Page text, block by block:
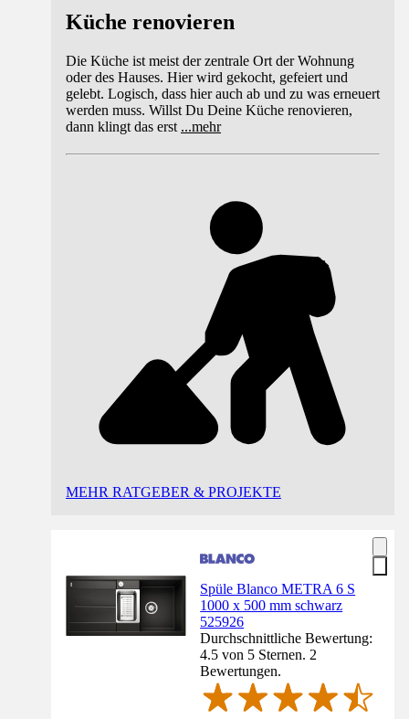
Küche renovieren
Die Küche ist meist der zentrale Ort der Wohnung
oder des Hauses. Hier wird gekocht, gefeiert und
gelebt. Logisch, dass hier auch ab und zu was erneuert
werden muss. Willst Du Deine Küche renovieren,
dann klingt das erst ...mehr
MEHR RATGEBER & PROJEKTE
Spüle Blanco METRA 6 S
1000 x 500 mm schwarz
525926
Durchschnittliche Bewertung:
4.5 von 5 Sternen. 2
Bewertungen.